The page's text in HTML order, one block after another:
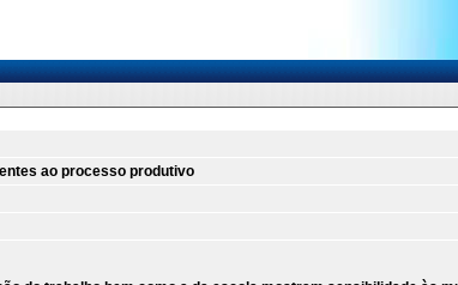
ao processo produtivo